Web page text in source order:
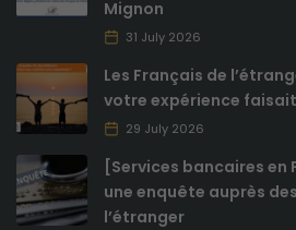
Mignon
31 July 2026
Les Français de
votre expérience
29 July 2026
[Services bancaires en
une enquête auprès
l’étranger